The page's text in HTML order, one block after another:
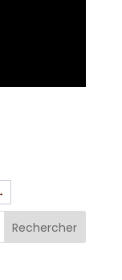
Rechercher